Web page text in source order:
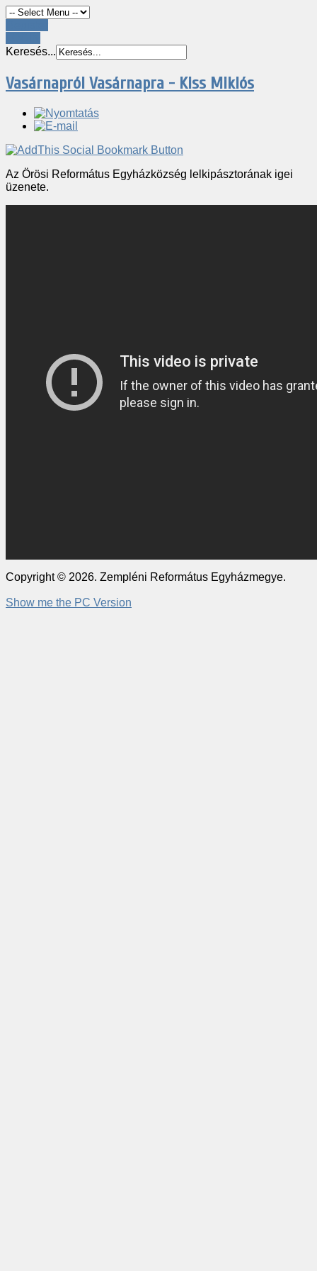
Keresés...
Vasárnapról Vasárnapra - Kiss Miklós
Az Örösi Református Egyházközség lelkipásztorának igei
üzenete.
Copyright © 2026. Zempléni Református Egyházmegye.
Show me the PC Version